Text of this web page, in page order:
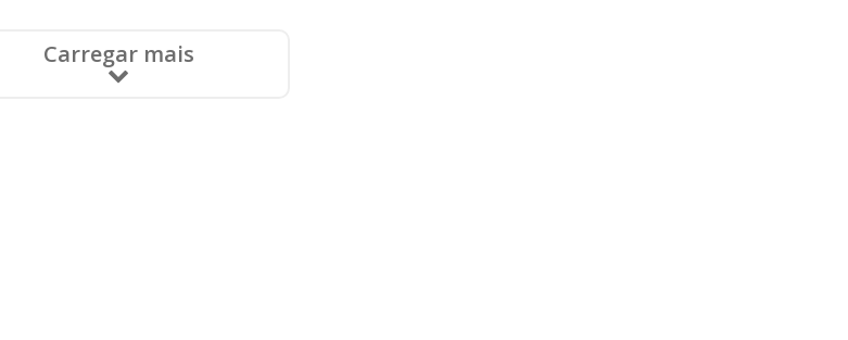
Carregar mais